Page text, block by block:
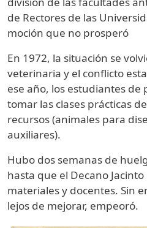
de Rectores de las
moción que no prosperó
En 1972, la situación se
veterinaria y el conflicto
ese año, los estudiantes
tomar las clases prácticas
recursos (animales para
auxiliares).
Hubo dos semanas de
hasta que el Decano
materiales y docentes. Sin
lejos de mejorar, empeoró.